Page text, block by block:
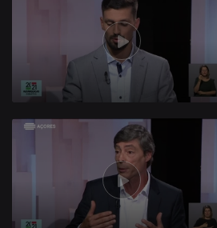
564122